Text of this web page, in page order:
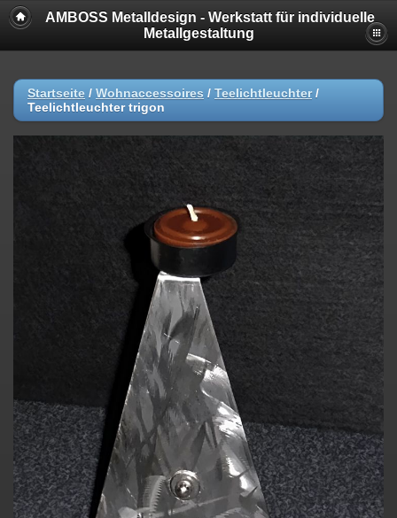
AMBOSS Metalldesign - Werkstatt für individuelle
Metallgestaltung
Startseite / Wohnaccessoires / Teelichtleuchter/
Teelichtleuchter trigon